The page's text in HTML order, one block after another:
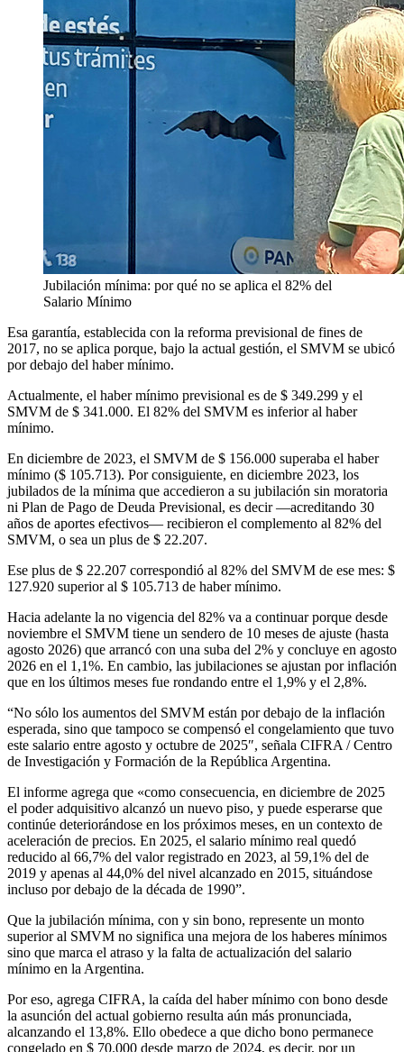
Jubilación mínima: por qué no se aplica el 82% del
Salario Mínimo
Esa garantía, establecida con la reforma previsional de fines de
2017, no se aplica porque, bajo la actual gestión, el SMVM se ubicó
por debajo del haber mínimo.
Actualmente, el haber mínimo previsional es de $ 349.299 y el
SMVM de $ 341.000. El 82% del SMVM es inferior al haber
mínimo.
En diciembre de 2023, el SMVM de $ 156.000 superaba el haber
mínimo ($ 105.713). Por consiguiente, en diciembre 2023, los
jubilados de la mínima que accedieron a su jubilación sin moratoria
ni Plan de Pago de Deuda Previsional, es decir —acreditando 30
años de aportes efectivos— recibieron el complemento al 82% del
SMVM, o sea un plus de $ 22.207.
Ese plus de $ 22.207 correspondió al 82% del SMVM de ese mes: $
127.920 superior al $ 105.713 de haber mínimo.
Hacia adelante la no vigencia del 82% va a continuar porque desde
noviembre el SMVM tiene un sendero de 10 meses de ajuste (hasta
agosto 2026) que arrancó con una suba del 2% y concluye en agosto
2026 en el 1,1%. En cambio, las jubilaciones se ajustan por inflación
que en los últimos meses fue rondando entre el 1,9% y el 2,8%.
“No sólo los aumentos del SMVM están por debajo de la inflación
esperada, sino que tampoco se compensó el congelamiento que tuvo
este salario entre agosto y octubre de 2025″, señala CIFRA / Centro
de Investigación y Formación de la República Argentina.
El informe agrega que «como consecuencia, en diciembre de 2025
el poder adquisitivo alcanzó un nuevo piso, y puede esperarse que
continúe deteriorándose en los próximos meses, en un contexto de
aceleración de precios. En 2025, el salario mínimo real quedó
reducido al 66,7% del valor registrado en 2023, al 59,1% del de
2019 y apenas al 44,0% del nivel alcanzado en 2015, situándose
incluso por debajo de la década de 1990”.
Que la jubilación mínima, con y sin bono, represente un monto
superior al SMVM no significa una mejora de los haberes mínimos
sino que marca el atraso y la falta de actualización del salario
mínimo en la Argentina.
Por eso, agrega CIFRA, la caída del haber mínimo con bono desde
la asunción del actual gobierno resulta aún más pronunciada,
alcanzando el 13,8%. Ello obedece a que dicho bono permanece
congelado en $ 70.000 desde marzo de 2024, es decir, por un